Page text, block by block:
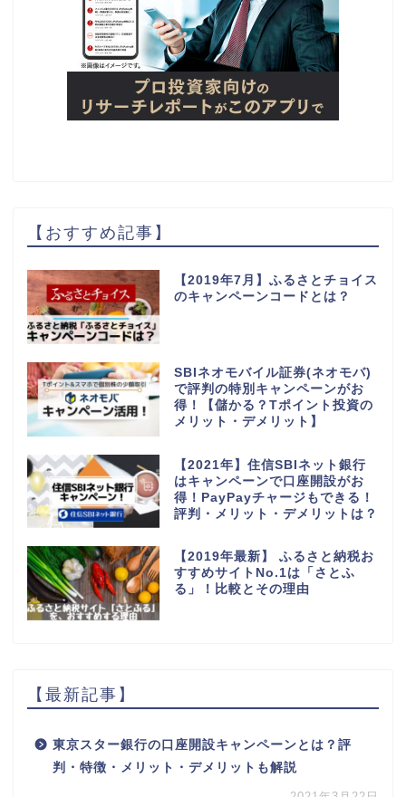
【おすすめ記事】
【2019年7月】ふるさとチョイス
のキャンペーンコードとは？
SBIネオモバイル証券(ネオモバ)
で評判の特別キャンペーンがお
得！【儲かる？Tポイント投資の
メリット・デメリット】
【2021年】住信SBIネット銀行
はキャンペーンで口座開設がお
得！PayPayチャージもできる！
評判・メリット・デメリットは？
【2019年最新】 ふるさと納税お
すすめサイトNo.1は「さとふ
る」！比較とその理由
【最新記事】
東京スター銀行の口座開設キャンペーンとは？評
判・特徴・メリット・デメリットも解説